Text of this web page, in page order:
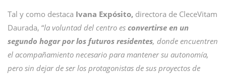
Tal y como destaca Ivana Expósito, directora de CleceVitam
Daurada, “la voluntad del centro es convertirse en un
segundo hogar por los futuros residentes, donde encuentren
el acompañamiento necesario para mantener su autonomía,
pero sin dejar de ser los protagonistas de sus proyectos de